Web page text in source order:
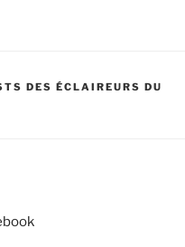
DES ÉCLAIREURS DU